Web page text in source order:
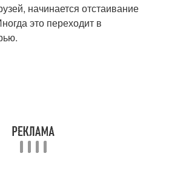
начинается отстаивание
это переходит в